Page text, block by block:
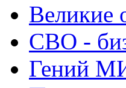
Великие
СВО -
Гений